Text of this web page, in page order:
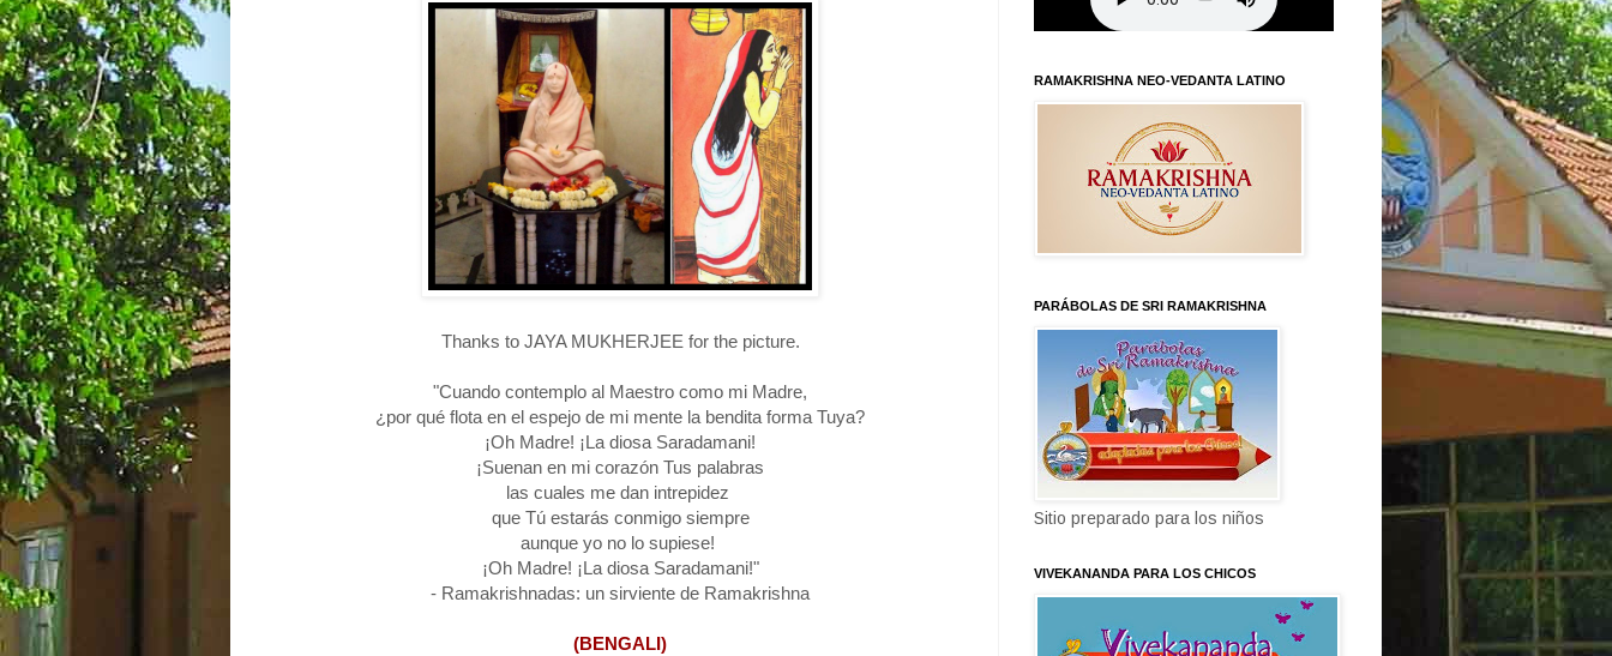
Thanks to JAYA MUKHERJEE for the picture.
"Cuando contemplo al Maestro como mi Madre,
¿por qué flota en el espejo de mi mente la bendita forma Tuya?
¡Oh Madre! ¡La diosa Saradamani!
¡Suenan en mi corazón Tus palabras
las cuales me dan intrepidez
que Tú estarás conmigo siempre
aunque yo no lo supiese!
¡Oh Madre! ¡La diosa Saradamani!"
- Ramakrishnadas: un sirviente de Ramakrishna
(BENGALI)
RAMAKRISHNA NEO-VEDANTA LATINO
PARÁBOLAS DE SRI RAMAKRISHNA
Sitio preparado para los niños
VIVEKANANDA PARA LOS CHICOS